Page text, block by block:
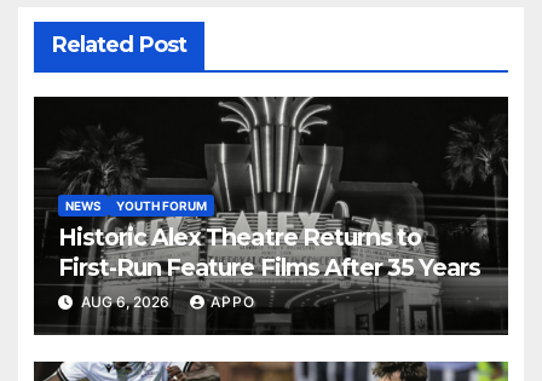
Related Post
NEWS YOUTH FORUM
Historic Alex Theatre Returns to
First-Run Feature Films After 35 Years
AUG 6, 2026 APPO